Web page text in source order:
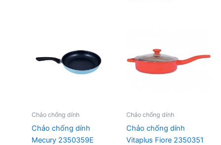
Chảo chống dính
Chảo chống dính
Mecury 2350359E
Chảo chống dính
Chảo chống dính
Vitaplus Fiore 2350351